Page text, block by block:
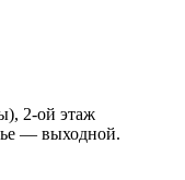
2-ой этаж
— выходной.